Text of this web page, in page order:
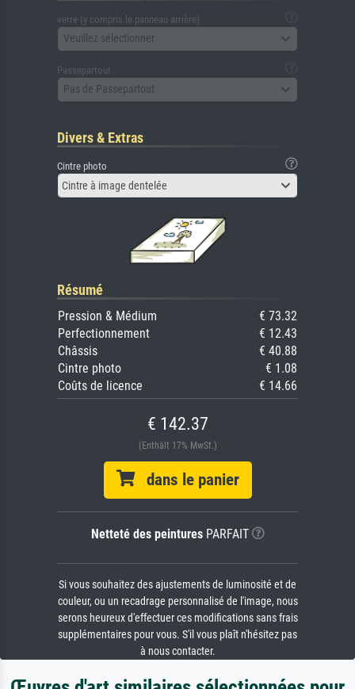
verre (y compris le panneau arrière)
Veuillez sélectionner
Passepartout
Pas de Passepartout
Divers & Extras
Cintre photo
Cintre à image dentelée
Résumé
Pression & Médium
€ 73.32
Perfectionnement
€ 12.43
Châssis
€ 40.88
Cintre photo
€ 1.08
Coûts de licence
€ 14.66
€ 142.37
(Enthält 17% MwSt.)
dans le panier
Netteté des peinturesPARFAIT
Si vous souhaitez des ajustements de luminosité et de
couleur, ou un recadrage personnalisé de l'image, nous
serons heureux d'effectuer ces modifications sans frais
supplémentaires pour vous. S'il vous plaît n'hésitez pas
à nous contacter.